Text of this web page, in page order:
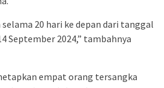
20 hari ke depan dari tanggal
September 2024,” tambahnya
empat orang tersangka